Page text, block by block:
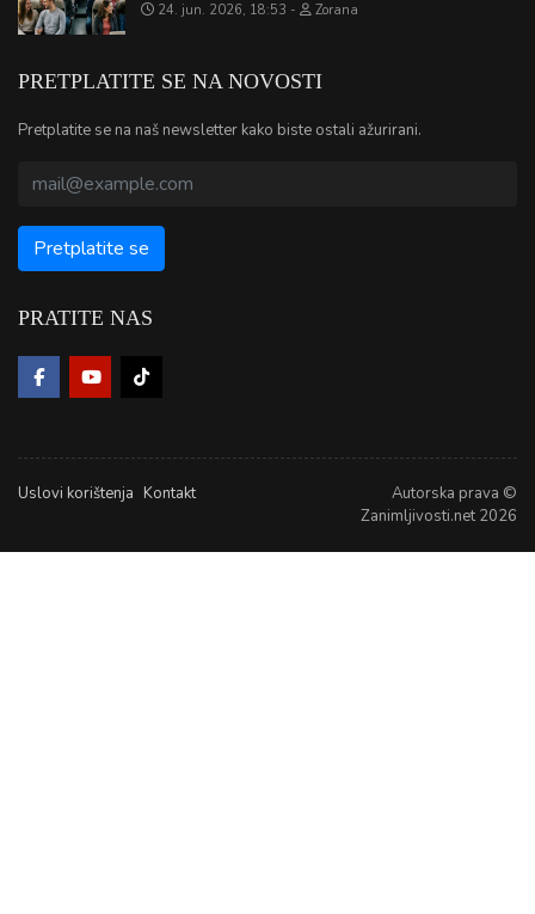
24. jun. 2026, 18:53 Zorana
PRETPLATITE SE NA NOVOSTI
Pretplatite se na naš newsletter kako biste ostali ažurirani.
PRATITE NAS
Uslovi korištenja Kontakt
Autorska prava ©
Zanimljivosti.net 2026